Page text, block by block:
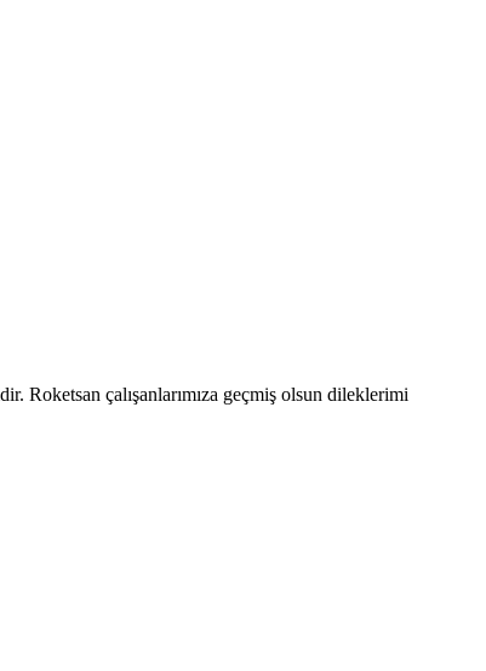
Roketsan çalışanlarımıza geçmiş olsun dileklerimi